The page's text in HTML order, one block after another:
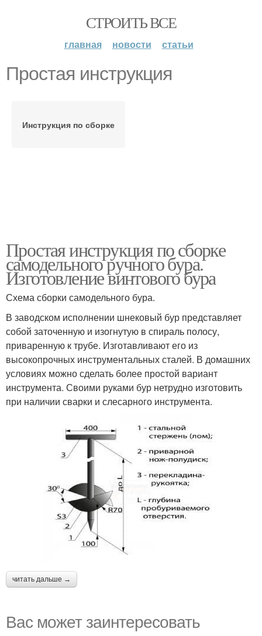
СТРОИТЬ ВСЕ
главная новости статьи
Простая инструкция
Инструкция по сборке
Простая инструкция по сборке
самодельного ручного бура.
Изготовление винтового бура
Схема сборки самодельного бура.
В заводском исполнении шнековый бур представляет
собой заточенную и изогнутую в спираль полосу,
приваренную к трубе. Изготавливают его из
высокопрочных инструментальных сталей. В домашних
условиях можно сделать более простой вариант
инструмента. Своими руками бур нетрудно изготовить
при наличии сварки и слесарного инструмента.
читать дальше →
Вас может заинтересовать